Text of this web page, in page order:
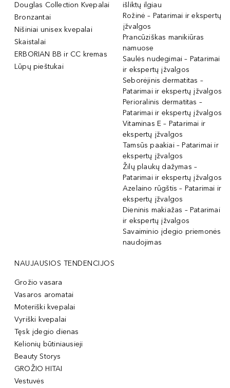
Douglas Collection Kvepalai
Bronzantai
Nišiniai unisex kvepalai
Skaistalai
ERBORIAN BB ir CC kremas
Lūpų pieštukai
išliktų ilgiau
Rožinė – Patarimai ir ekspertų
įžvalgos
Prancūziškas manikiūras
namuose
Saulės nudegimai – Patarimai
ir ekspertų įžvalgos
Seborėjinis dermatitas –
Patarimai ir ekspertų įžvalgos
Perioralinis dermatitas –
Patarimai ir ekspertų įžvalgos
Vitaminas E – Patarimai ir
ekspertų įžvalgos
Tamsūs paakiai – Patarimai ir
ekspertų įžvalgos
Žilų plaukų dažymas –
Patarimai ir ekspertų įžvalgos
Azelaino rūgštis – Patarimai ir
ekspertų įžvalgos
Dieninis makiažas – Patarimai
ir ekspertų įžvalgos
Savaiminio įdegio priemonės
naudojimas
NAUJAUSIOS TENDENCIJOS
Grožio vasara
Vasaros aromatai
Moteriški kvepalai
Vyriški kvepalai
Tęsk įdegio dienas
Kelionių būtiniausieji
Beauty Storys
GROŽIO HITAI
Vestuvės